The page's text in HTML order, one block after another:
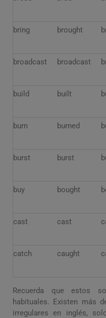
bring brought
broadcast broadcast
build built
burn burned
burst burst
buy bought
cast cast
catch caught
Recuerda que estos
habituales. Existen más
irregulares en inglés,